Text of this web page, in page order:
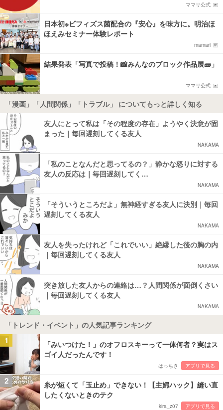
ママリ公式
日本初※ビフィズス菌配合の『安心』を味方に。明治ほ
ほえみセミナー体験レポート
mamari
結果発表「写真で投稿！📸みんなのブロック作品展🧱」
ママリ公式
「漫画」「人間関係」「トラブル」 についてもっと詳しく知る
友人にとって私は「その程度の存在」ようやく決意が固
まった｜毎回遅刻してくる友人
NAKAMA
「私のことなんだと思ってるの？」静かな怒りに対する
友人の反応は｜毎回遅刻してく…
NAKAMA
「そういうところだよ」無神経すぎる友人に決別｜毎回
遅刻してくる友人
NAKAMA
友人を失ったけれど「これでいい」絶縁した後の胸の内
｜毎回遅刻してくる友人
NAKAMA
突き放した友人からの連絡は…？人間関係が面倒くさい
｜毎回遅刻してくる友人
NAKAMA
「トレンド・イベント」の人気記事ランキング
1
「みいつけた！」のオフロスキーって一体何者？実はス
ゴイ人だったんです！
はっちき アプリで見る
2
糸が短くて「玉止め」できない！【主婦ハック】縫い直
したくないときのテク
kira_z07 アプリで見る